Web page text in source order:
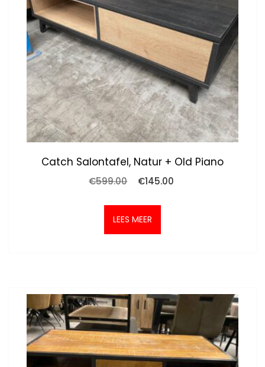
Catch Salontafel, Natur + Old Piano
€599.00
Oorspronkelijke
was:
€599.00.
€145.00
LEES MEER